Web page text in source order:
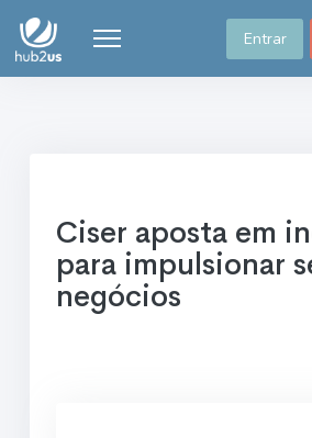
Entrar
Ciser aposta em
para impulsionar
negócios